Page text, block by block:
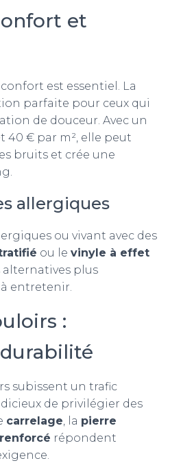
et
est essentiel. La
parfaite pour ceux qui
de douceur. Avec un
40 € par m², elle peut
bruits et crée une
allergiques
ou vivant avec des
ou le vinyle à effet
plus
entretenir.
:
subissent un trafic
de privilégier des
carrelage, la pierre
répondent